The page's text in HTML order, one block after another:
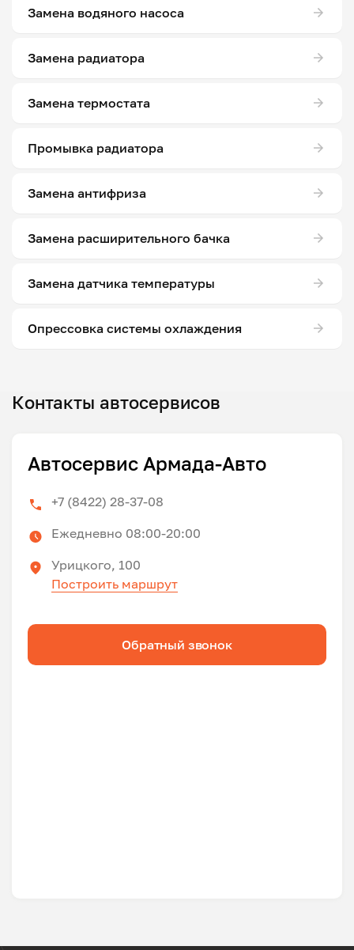
Замена водяного насоса
Замена радиатора
Замена термостата
Промывка радиатора
Замена антифриза
Замена расширительного бачка
Замена датчика температуры
Опрессовка системы охлаждения
Контакты автосервисов
Автосервис Армада-Авто
+7 (8422) 28-37-08
Ежедневно 08:00-20:00
Урицкого, 100
Построить маршрут
Обратный звонок